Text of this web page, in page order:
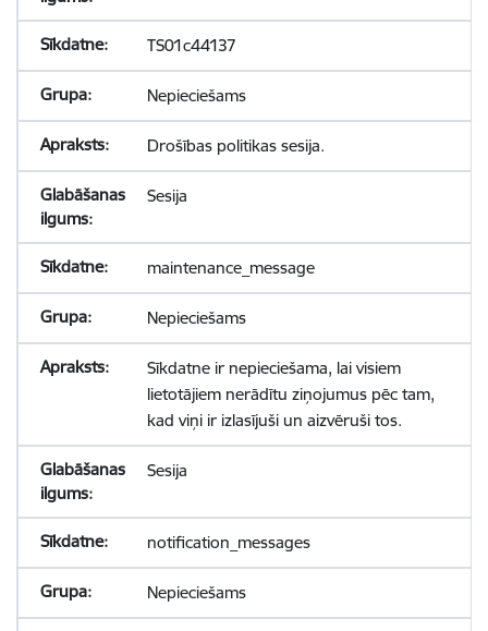
TS01c44137
Nepieciešams
Drošības politikas sesija.
Sesija
maintenance_message
Nepieciešams
Sīkdatne ir nepieciešama, lai visiem
lietotājiem nerādītu ziņojumus pēc tam,
kad viņi ir izlasījuši un aizvēruši tos.
Sesija
notification_messages
Nepieciešams